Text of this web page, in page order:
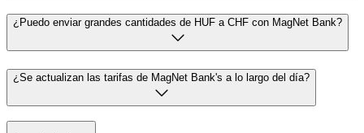
¿Puedo enviar grandes cantidades de HUF a CHF con MagNet Bank?
¿Se actualizan las tarifas de MagNet Bank's a lo largo del día?